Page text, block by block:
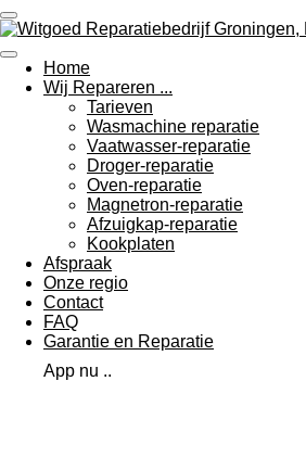
Ga
direct
naar
de
hoofdinhoud
Home
Wij Repareren ...
Tarieven
Wasmachine reparatie
Vaatwasser-reparatie
Droger-reparatie
Oven-reparatie
Magnetron-reparatie
Afzuigkap-reparatie
Kookplaten
Afspraak
Onze regio
Contact
FAQ
Garantie en Reparatie
App nu ..